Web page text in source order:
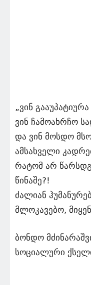
„ვინ
ვინ ჩამოახრჩო
და ვინ მოსდო
ამსახველი
რატომ არ
წინაშე?!
ძალიან
მლოკავებო,
ბონდო
სოციალური